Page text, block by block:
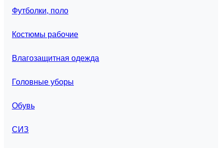
Футболки, поло
Костюмы рабочие
Влагозащитная одежда
Головные уборы
Обувь
СИЗ